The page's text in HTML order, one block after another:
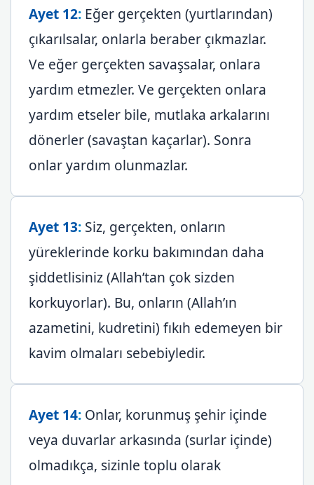
Ayet 12: Eğer gerçekten (yurtlarından)
çıkarılsalar, onlarla beraber çıkmazlar.
Ve eğer gerçekten savaşsalar, onlara
yardım etmezler. Ve gerçekten onlara
yardım etseler bile, mutlaka arkalarını
dönerler (savaştan kaçarlar). Sonra
onlar yardım olunmazlar.
Ayet 13: Siz, gerçekten, onların
yüreklerinde korku bakımından daha
şiddetlisiniz (Allah’tan çok sizden
korkuyorlar). Bu, onların (Allah’ın
azametini, kudretini) fıkıh edemeyen bir
kavim olmaları sebebiyledir.
Ayet 14: Onlar, korunmuş şehir içinde
veya duvarlar arkasında (surlar içinde)
olmadıkça, sizinle toplu olarak